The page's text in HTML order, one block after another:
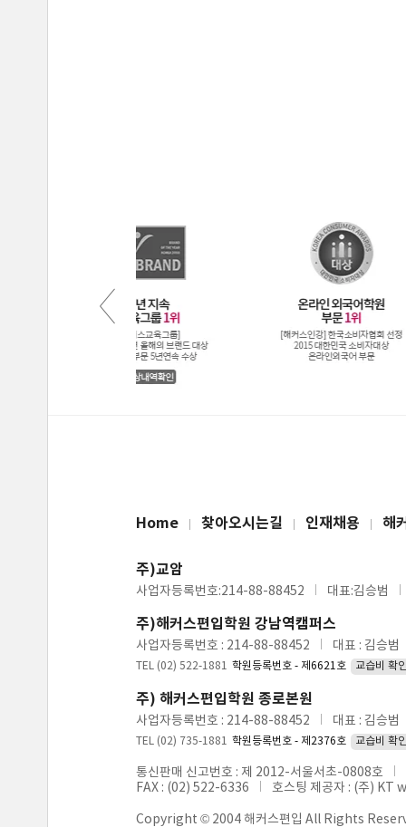
Home 찾아오시는길 인재채용 해
주)교암
사업자등록번호:214-88-88452 대표:김승범
주)해커스편입학원 강남역캠퍼스
사업자등록번호 : 214-88-88452 대표 : 김승범
TEL (02) 522-1881 학원등록번호 - 제6621호 교습비 확
주) 해커스편입학원 종로본원
사업자등록번호 : 214-88-88452 대표 : 김승범
TEL (02) 735-1881 학원등록번호 - 제2376호 교습비 확
통신판매 신고번호 : 제 2012-서울서초-0808호
FAX : (02) 522-6336
호스팅 제공자 : (주)
Copyright © 2004 해커스편입 All Rights